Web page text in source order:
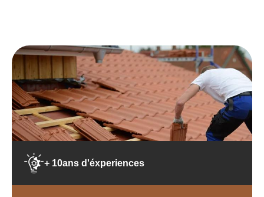
+ 10ans d'éxperiences